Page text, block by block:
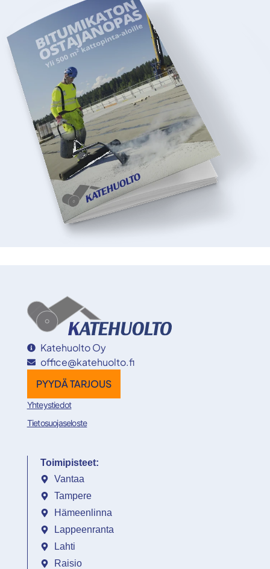
Katehuolto Oy
office@katehuolto.fi
PYYDÄ TARJOUS
Yhteystiedot
Tietosuojaseloste
Toimipisteet:
Vantaa
Tampere
Hämeenlinna
Lappeenranta
Lahti
Raisio